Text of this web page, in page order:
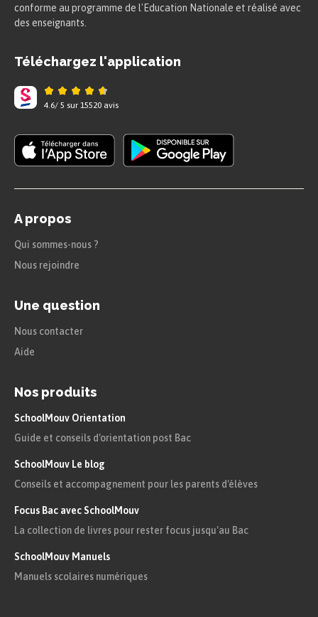
conforme au programme de l'Education Nationale et réalisé avec
des enseignants.
Téléchargez l'application
4.6/ 5 sur 15520 avis
A propos
Qui sommes-nous ?
Nous rejoindre
Une question
Nous contacter
Aide
Nos produits
SchoolMouv Orientation
Guide et conseils d'orientation post Bac
SchoolMouv Le blog
Conseils et accompagnement pour les parents d'élèves
Focus Bac avec SchoolMouv
La collection de livres pour rester focus jusqu'au Bac
SchoolMouv Manuels
Manuels scolaires numériques